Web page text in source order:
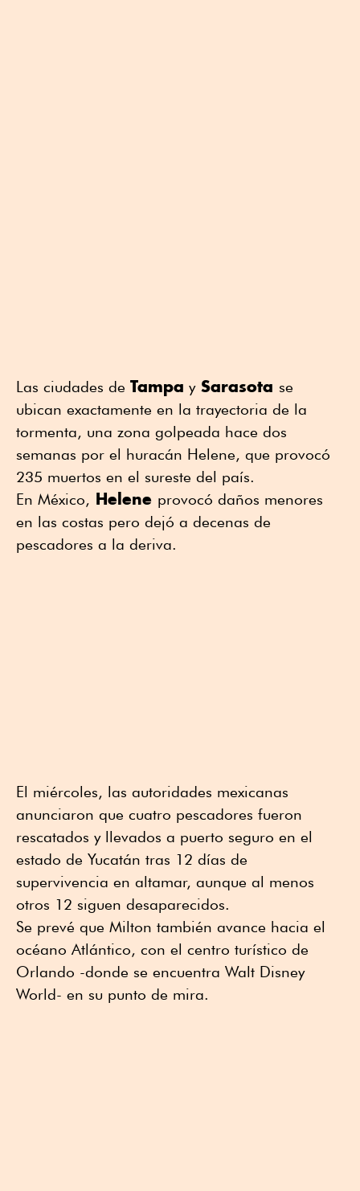
Las ciudades de Tampa ySarasota se
ubican exactamente en la trayectoria de la
tormenta, una zona golpeada hace dos
semanas por el huracán Helene, que provocó
235 muertos en el sureste del país.
En México, Helene provocó daños menores
en las costas pero dejó a decenas de
pescadores a la deriva.
El miércoles, las autoridades mexicanas
anunciaron que cuatro pescadores fueron
rescatados y llevados a puerto seguro en el
estado de Yucatán tras 12 días de
supervivencia en altamar, aunque al menos
otros 12 siguen desaparecidos.
Se prevé que Milton también avance hacia el
océano Atlántico, con el centro turístico de
Orlando -donde se encuentra Walt Disney
World- en su punto de mira.